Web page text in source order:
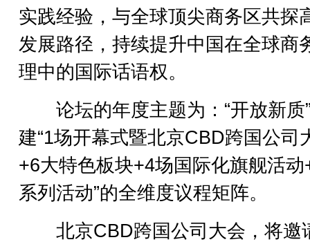
实践经验，与全球顶尖商务区共探
发展路径，持续提升中国在全球商
理中的国际话语权。
论坛的年度主题为：“开放新质
建“1场开幕式暨北京CBD跨国公司
+6大特色板块+4场国际化旗舰活动
系列活动”的全维度议程矩阵。
北京CBD跨国公司大会，将邀